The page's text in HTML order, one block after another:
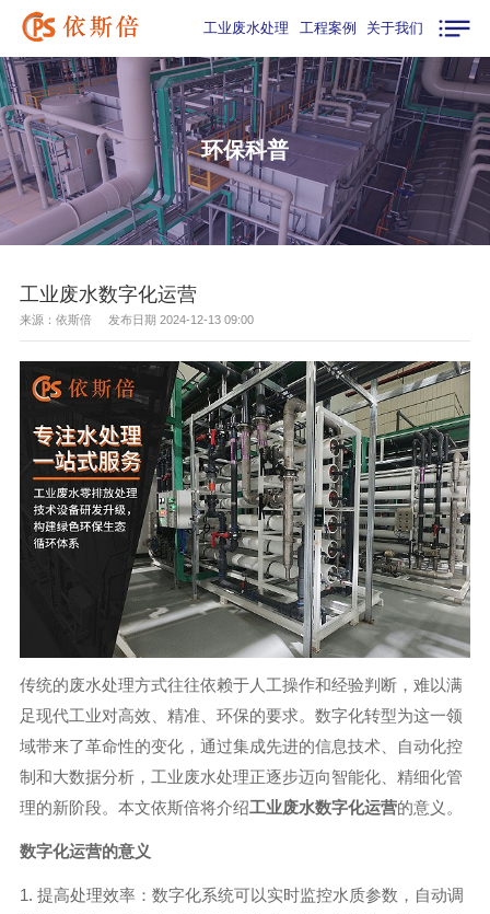
工业废水处理 工程案例 关于我们
环保科普
工业废水数字化运营
来源：依斯倍 发布日期 2024-12-13 09:00
传统的废水处理方式往往依赖于人工操作和经验判断，难以满
足现代工业对高效、精准、环保的要求。数字化转型为这一领
域带来了革命性的变化，通过集成先进的信息技术、自动化控
制和大数据分析，工业废水处理正逐步迈向智能化、精细化管
理的新阶段。本文依斯倍将介绍工业废水数字化运营的意义。
数字化运营的意义
1. 提高处理效率：数字化系统可以实时监控水质参数，自动调